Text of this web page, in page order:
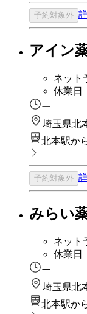
予約対象外
アイン
ネット
休業日
ー
埼玉県北
北本駅か
予約対象外
みらい
ネット
休業日
ー
埼玉県北
北本駅か